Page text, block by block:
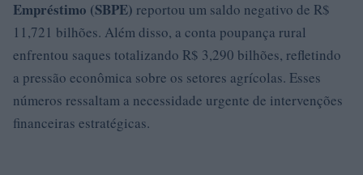
Empréstimo (SBPE) reportou um saldo negativo de R$
11,721 bilhões. Além disso, a conta poupança rural
enfrentou saques totalizando R$ 3,290 bilhões, refletindo
a pressão econômica sobre os setores agrícolas. Esses
números ressaltam a necessidade urgente de intervenções
financeiras estratégicas.